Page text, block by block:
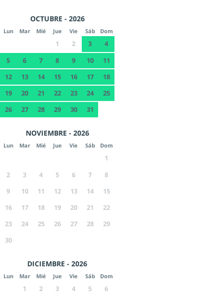
OCTUBRE - 2026
Lun Mar Mié Jue Vie Sáb Dom
1 2 3
4
5
6 7 8 9 10
11
12
13 14 15 16 17
18
19
20 21 22 23 24
25
26
27 28 29 30 31
NOVIEMBRE - 2026
Lun Mar Mié Jue Vie Sáb Dom
1
2
3 4 5 6 7
8
9
10 11 12 13 14
15
16
17 18 19 20 21
22
23
24 25 26 27 28
29
30
DICIEMBRE - 2026
Lun Mar Mié Jue Vie Sáb Dom
1 2 3 4 5
6